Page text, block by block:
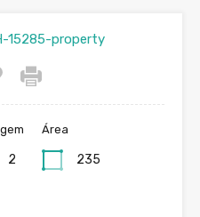
15285-property
2
Área
235